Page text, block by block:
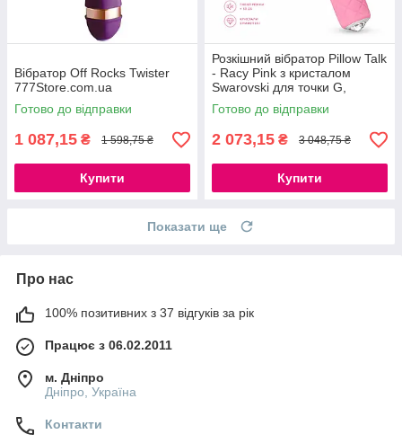
Вібратор Off Rocks Twister
777Store.com.ua
Готово до відправки
1 087,15 ₴ 1 598,75 ₴
Купити
Розкішний вібратор Pillow Talk
- Racy Pink з кристалом
Swarovski для точки G,
подарункове паковання,
USB-кабель в комплекті
Готово до відправки
2 073,15 ₴ 3 048,75 ₴
Купити
Показати ще
Про нас
100% позитивних з 37 відгуків за рік
Працює з 06.02.2011
м. Дніпро
Дніпро, Україна
Контакти